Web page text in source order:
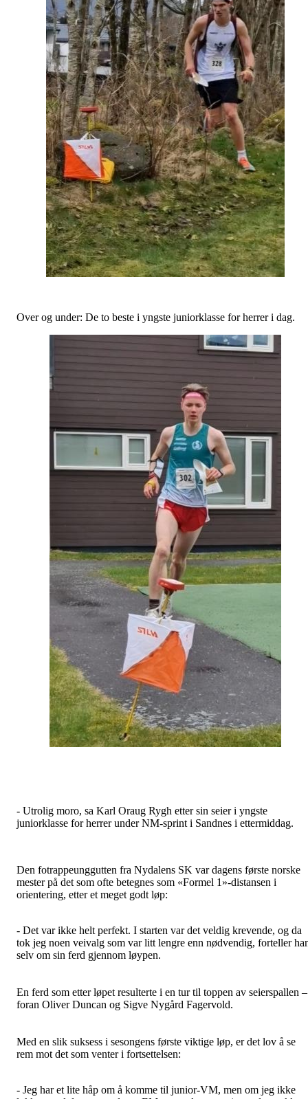
Over og under: De to beste i yngste juniorklasse for herrer i dag.
- Utrolig moro, sa Karl Oraug Rygh etter sin seier i yngste
juniorklasse for herrer under NM-sprint i Sandnes i ettermiddag.
Den fotrappeunggutten fra Nydalens SK var dagens første norske
mester på det som ofte betegnes som «Formel 1»-distansen i
orientering, etter et meget godt løp:
- Det var ikke helt perfekt. I starten var det veldig krevende, og da
tok jeg noen veivalg som var litt lengre enn nødvendig, forteller
selv om sin ferd gjennom løypen.
En ferd som etter løpet resulterte i en tur til toppen av seierspallen –
foran Oliver Duncan og Sigve Nygård Fagervold.
Med en slik suksess i sesongens første viktige løp, er det lov å se
rem mot det som venter i fortsettelsen:
- Jeg har et lite håp om å komme til junior-VM, men om jeg ikke